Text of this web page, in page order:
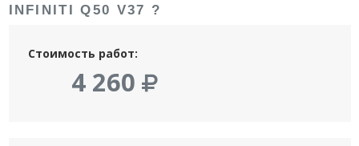
INFINITI Q50 V37 ?
Стоимость работ:
4 260